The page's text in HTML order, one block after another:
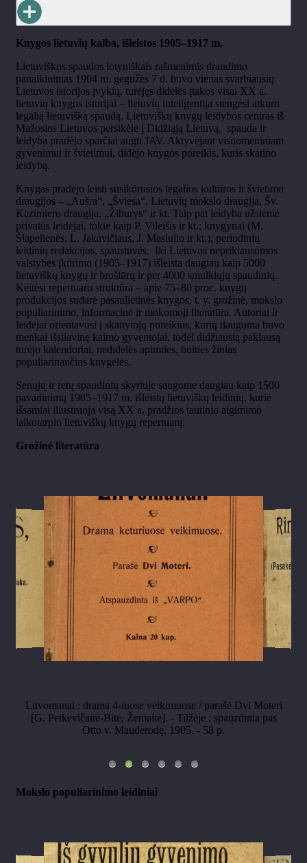
Knygos lietuvių kalba, išleistos 1905–1917 m.
Lietuviškos spaudos lotyniškais rašmenimis draudimo
panaikinimas 1904 m. gegužės 7 d. buvo vienas svarbiausių
Lietuvos istorijos įvykių, turėjęs didelės įtakos visai XX a.
lietuvių knygos istorijai – lietuvių inteligentija stengėsi atkurti
legalią lietuvišką spaudą. Lietuviškų knygų leidybos centras iš
Mažosios Lietuvos persikėlė į Didžiąją Lietuvą, spauda ir
leidyba pradėjo sparčiai augti JAV. Aktyvėjant visuomeniniam
gyvenimui ir švietimui, didėjo knygos poreikis, kuris skatino
leidybą.
Knygas pradėjo leisti susikūrusios legalios kultūros ir švietimo
draugijos – „Aušra“, „Šviesa“, Lietuvių mokslo draugija, Šv.
Kazimiero draugija, „Žiburys“ ir kt. Taip pat leidyba užsiėmė
privatūs leidėjai, tokie kaip P. Vileišis ir kt.; knygynai (M.
Šlapelienės, L. Jakavičiaus, J. Masiulio ir kt.), periodinių
leidinių redakcijos, spaustuvės. Iki Lietuvos nepriklausomos
valstybės įkūrimo (1905–1917) išleista daugiau kaip 5000
lietuviškų knygų ir brošiūrų ir per 4000 smulkiųjų spaudinių.
Keitėsi repertuaro struktūra – apie 75–80 proc. knygų
produkcijos sudarė pasaulietinės knygos, t. y. grožinė, mokslo
populiarinimo, informacinė ir mokomoji literatūra. Autoriai ir
leidėjai orientavosi į skaitytojų poreikius, kurių dauguma buvo
menkai išsilavinę kaimo gyventojai, todėl didžiausią paklausą
turėjo kalendoriai, nedidelės apimties, buities žinias
populiarinančios knygelės.
Senųjų ir retų spaudinių skyriuje saugome daugiau kaip 1500
pavadinimų 1905–1917 m. išleistų lietuviškų leidinių, kurie
išsamiai iliustruoja visą XX a. pradžios tautinio atgimimo
laikotarpio lietuviškų knygų repertuarą.
Grožinė literatūra
Litvomanai : drama 4-iuose veikimuose / parašė Dvi Moteri
[G. Petkevičaitė-Bitė, Žemaitė]. - Tilžėje : spauzdinta pas
Otto v. Mauderodę, 1905. - 58 p.
Mokslo populiarinimo leidiniai